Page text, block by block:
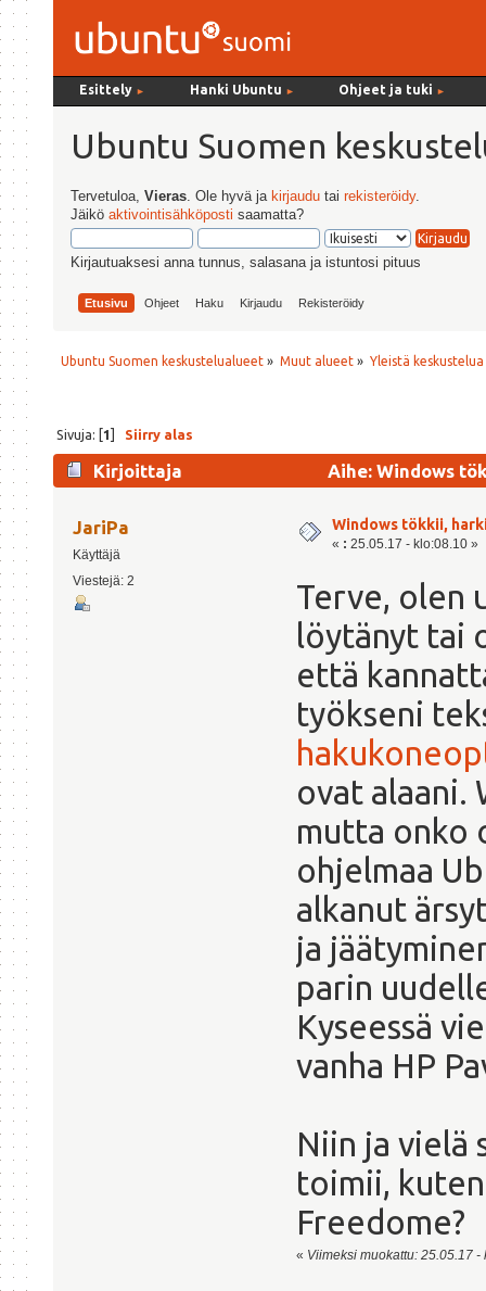
Esittely ► Hanki Ubuntu ► Ohjeet ja tuki ►
Ubuntu Suomen
Tervetuloa,Vieras . Ole hyvä ja kirjaudu tairekisteröidy.
Jäiköaktivointisähköposti saamatta?
Kirjautuaksesi anna tunnus, salasana ja istuntosi pituus
Etusivu Ohjeet Haku Kirjaudu Rekisteröidy
Ubuntu Suomen keskustelualueet » Muut alueet» Yleistä keskustelua
Sivuja: [1] Siirry alas
Kirjoittaja Aihe: Windows
JariPa
Käyttäjä
Viestejä: 2
Windows tökkii,
« : 25.05.17 - klo:08.10 »
Terve, olen
löytänyt tai
että
työkseni
ovat alaani.
mutta onko
ohjelmaa
alkanut
ja
parin
Kyseessä
vanha HP
Niin ja vielä
toimii,
Freedome?
« Viimeksi muokattu: 25.05.17